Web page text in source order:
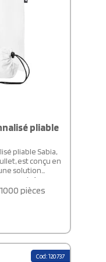
pliable
pliable Sabia,
est conçu en
solution
Avec
ce sac
principal ouvert,
nécessités
d'une hauteur
de repli avec
ajoute
pièces
Cod: 120737